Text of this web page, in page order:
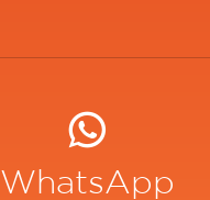
WhatsApp